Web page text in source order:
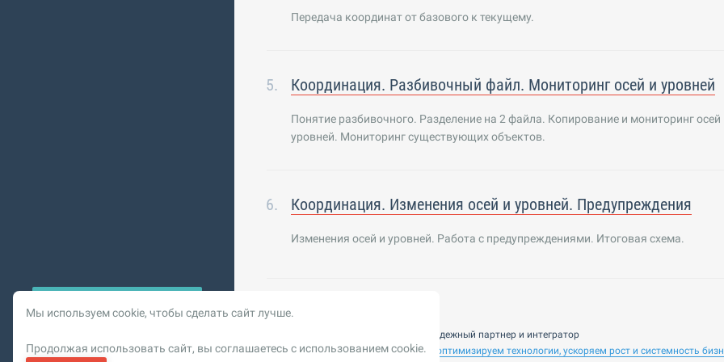
Передача координат от базового к текущему.
Координация. Разбивочный файл. Мониторинг осей и уровней
Понятие разбивочного. Разделение на 2 файла. Копирование и мониторинг осей
уровней. Мониторинг существующих объектов.
Координация. Изменения осей и уровней. Предупреждения
Изменения осей и уровней. Работа с предупреждениями. Итоговая схема.
© 2026 Vysotskiy consulting — ваш надежный партнер и интегратор
Цифровизация, BIM, ИИ. Внедряем и оптимизируем технологии, ускоряем рост и системность
Мы используем cookie, чтобы сделать сайт лучше.
Продолжая использовать сайт, вы соглашаетесь с использованием cookie.